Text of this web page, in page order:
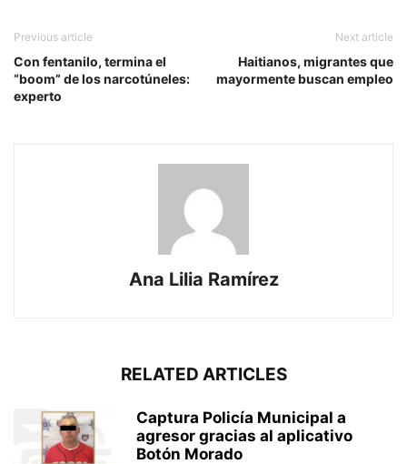
Previous article
Con fentanilo, termina el
“boom” de los narcotúneles:
experto
Next article
Haitianos, migrantes que
mayormente buscan empleo
Ana Lilia Ramírez
RELATED ARTICLES
Captura Policía Municipal a
agresor gracias al aplicativo
Botón Morado